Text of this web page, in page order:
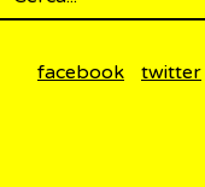
facebook twitter